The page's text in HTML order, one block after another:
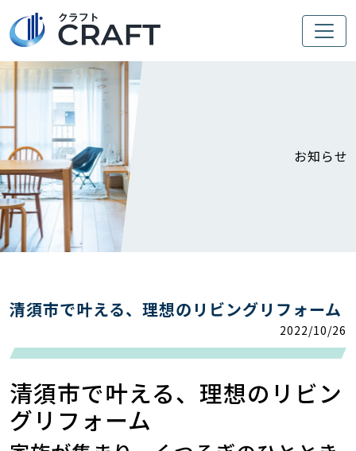
お知らせ
清須市で叶える、理想のリビングリフォーム
2022/10/26
清須市で叶える、理想のリビン
グリフォーム